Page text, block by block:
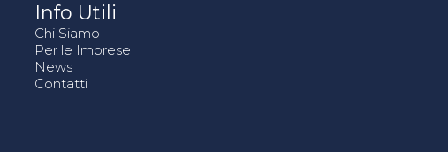
Info Utili
Chi Siamo
Per le Imprese
News
Contatti